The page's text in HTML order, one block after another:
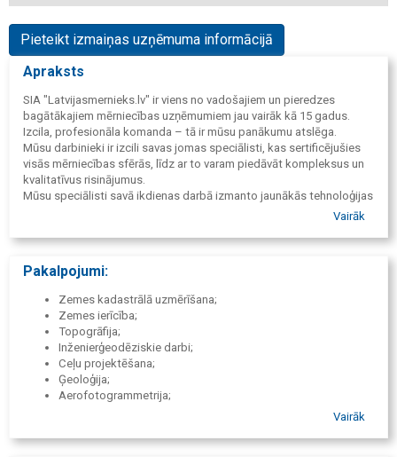
Pieteikt izmaiņas uzņēmuma informācijā
Apraksts
SIA "Latvijasmernieks.lv" ir viens no vadošajiem un pieredzes
bagātākajiem mērniecības uzņēmumiem jau vairāk kā 15 gadus.
Izcila, profesionāla komanda – tā ir mūsu panākumu atslēga.
Mūsu darbinieki ir izcili savas jomas speciālisti, kas sertificējušies
visās mērniecības sfērās, līdz ar to varam piedāvāt kompleksus un
kvalitatīvus risinājumus.
Mūsu speciālisti savā ikdienas darbā izmanto jaunākās tehnoloģijas
un mūsu tehniskajā aprīkojumā ietilpst: elektroniskie manuālie un
sistēmas instrumenti, bezpilota lidaparāts, lāzerskeneris
Vairāk
Pakalpojumi:
Zemes kadastrālā uzmērīšana;
Zemes ierīcība;
Topogrāfija;
Inženierģeodēziskie darbi;
Ceļu projektēšana;
Ģeoloģija;
Aerofotogrammetrija;
Vairāk